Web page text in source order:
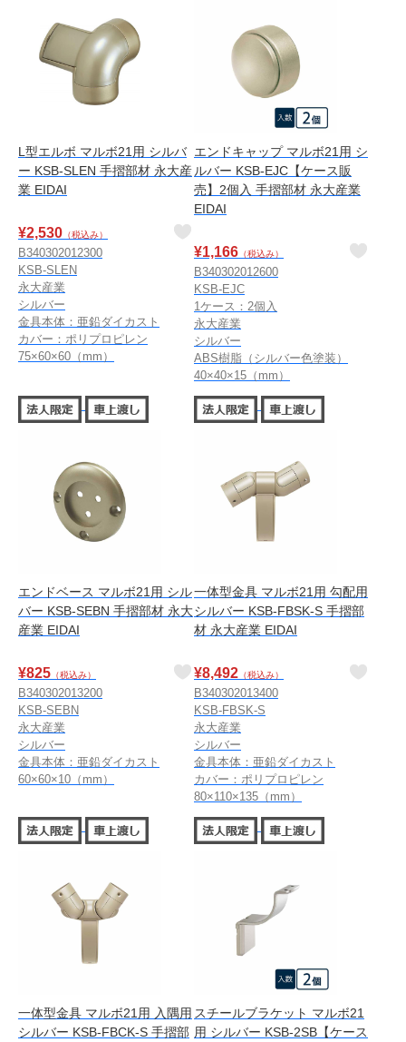
L型エルボ マルボ21用 シルバ
ー KSB-SLEN 手摺部材 永大産
業 EIDAI
¥2,530 （税込み）
B340302012300
KSB-SLEN
永大産業
シルバー
金具本体：亜鉛ダイカスト
カバー：ポリプロピレン
75×60×60（mm）
エンドキャップ マルボ21用 シ
ルバー KSB-EJC【ケース販
売】2個入 手摺部材 永大産業
EIDAI
¥1,166 （税込み）
B340302012600
KSB-EJC
1ケース：2個入
永大産業
シルバー
ABS樹脂（シルバー色塗装）
40×40×15（mm）
エンドベース マルボ21用 シル
バー KSB-SEBN 手摺部材 永大
産業 EIDAI
¥825 （税込み）
B340302013200
KSB-SEBN
永大産業
シルバー
金具本体：亜鉛ダイカスト
60×60×10（mm）
一体型金具 マルボ21用 勾配用
シルバー KSB-FBSK-S 手摺部
材 永大産業 EIDAI
¥8,492 （税込み）
B340302013400
KSB-FBSK-S
永大産業
シルバー
金具本体：亜鉛ダイカスト
カバー：ポリプロピレン
80×110×135（mm）
一体型金具 マルボ21用 入隅用
シルバー KSB-FBCK-S 手摺部
スチールブラケット マルボ21
用 シルバー KSB-2SB【ケース